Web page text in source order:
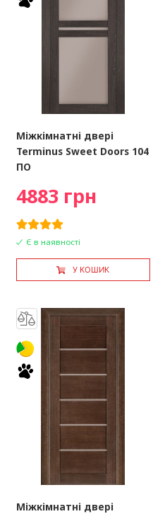
Міжкімнатні двері
Terminus Sweet Doors 104
ПО
4883 грн
Є в наявності
У КОШИК
Міжкімнатні двері